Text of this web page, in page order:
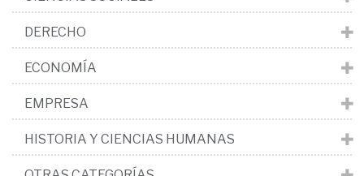
DERECHO
ECONOMÍA
EMPRESA
HISTORIA Y CIENCIAS HUMANAS